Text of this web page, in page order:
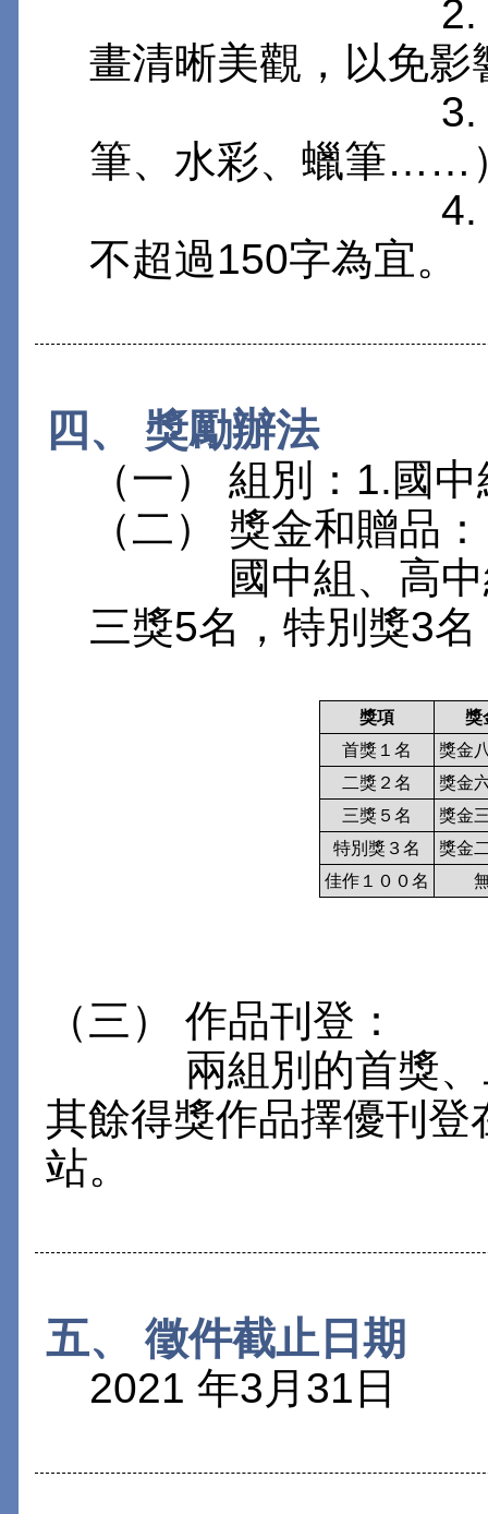
2. 文字字體
畫清晰美觀，以免影
3. 圖畫可選
筆、水彩、蠟筆……
4. 為求圖文
不超過
四、 獎勵辦法
（一） 組別：1.國
（二） 獎金和贈品：
國中組、高中組
三獎5名，特別獎3
獎項
獎
首獎１名
獎金
二獎２名
獎金
三獎５名
獎金
特別獎３名
獎金
佳作１００名
（三） 作品刊登：
兩組別的首獎、二
其餘得獎作品擇優刊
站。
五、 徵件截止日期
2021 年3月31日